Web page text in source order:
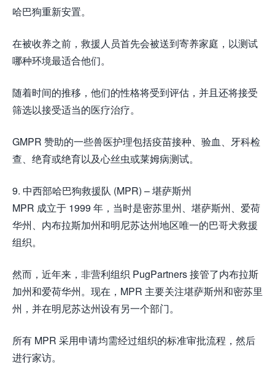
哈巴狗重新安置。
在被收养之前，救援人员首先会被送到寄养家庭，以测试
哪种环境最适合他们。
随着时间的推移，他们的性格将受到评估，并且还将接受
筛选以接受适当的医疗治疗。
GMPR 赞助的一些兽医护理包括疫苗接种、验血、牙科检
查、绝育或绝育以及心丝虫或莱姆病测试。
9. 中西部哈巴狗救援队 (MPR) – 堪萨斯州
MPR 成立于 1999 年，当时是密苏里州、堪萨斯州、爱荷
华州、内布拉斯加州和明尼苏达州地区唯一的巴哥犬救援
组织。
然而，近年来，非营利组织 PugPartners 接管了内布拉斯
加州和爱荷华州。现在，MPR 主要关注堪萨斯州和密苏里
州，并在明尼苏达州设有另一个部门。
所有 MPR 采用申请均需经过组织的标准审批流程，然后
进行家访。